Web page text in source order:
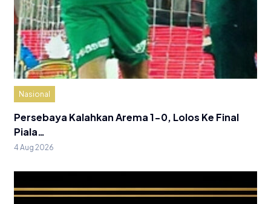
Nasional
Persebaya Kalahkan Arema 1-0, Lolos Ke Final
Piala…
4 Aug 2026